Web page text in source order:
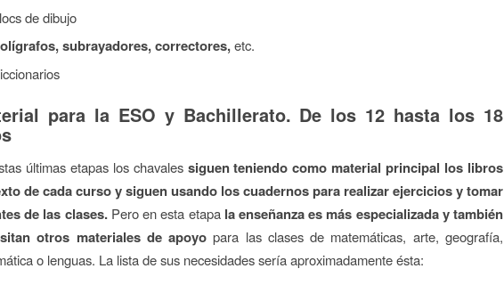
de dibujo
subrayadores, correctores,etc.
para la ESO y Bachillerato. De los 12 hasta los 18
últimas etapas los chavales siguen teniendo como material principal los libros
de cada curso y siguen usando los cuadernos para realizar ejercicios y tomar
de las clases.Pero en esta etapala enseñanza es más especializada y también
otros materiales de apoyo para las clases de matemáticas, arte, geografía,
o lenguas. La lista de sus necesidades sería aproximadamente ésta: